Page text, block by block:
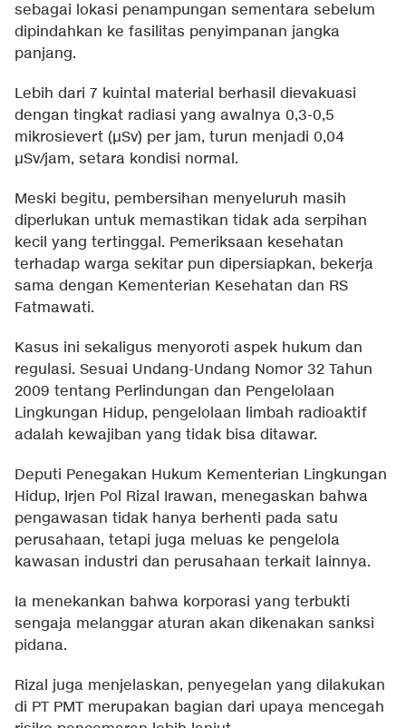
sebagai lokasi penampungan sementara sebelum
dipindahkan ke fasilitas penyimpanan jangka
panjang.
Lebih dari 7 kuintal material berhasil dievakuasi
dengan tingkat radiasi yang awalnya 0,3-0,5
mikrosievert (µSv) per jam, turun menjadi 0,04
µSv/jam, setara kondisi normal.
Meski begitu, pembersihan menyeluruh masih
diperlukan untuk memastikan tidak ada serpihan
kecil yang tertinggal. Pemeriksaan kesehatan
terhadap warga sekitar pun dipersiapkan, bekerja
sama dengan Kementerian Kesehatan dan RS
Fatmawati.
Kasus ini sekaligus menyoroti aspek hukum dan
regulasi. Sesuai Undang-Undang Nomor 32 Tahun
2009 tentang Perlindungan dan Pengelolaan
Lingkungan Hidup, pengelolaan limbah radioaktif
adalah kewajiban yang tidak bisa ditawar.
Deputi Penegakan Hukum Kementerian Lingkungan
Hidup, Irjen Pol Rizal Irawan, menegaskan bahwa
pengawasan tidak hanya berhenti pada satu
perusahaan, tetapi juga meluas ke pengelola
kawasan industri dan perusahaan terkait lainnya.
Ia menekankan bahwa korporasi yang terbukti
sengaja melanggar aturan akan dikenakan sanksi
pidana.
Rizal juga menjelaskan, penyegelan yang dilakukan
di PT PMT merupakan bagian dari upaya mencegah